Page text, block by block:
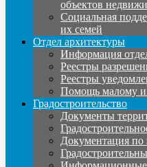
объектов
Социальная
их семей
Отдел архитектуры
Информация
Реестры
Реестры
Помощь малому и
Градостроительство
Документы
Документация по